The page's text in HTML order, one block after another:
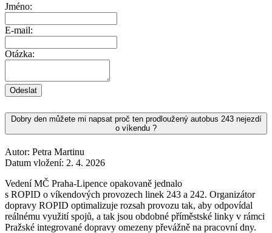
Jméno:
E-mail:
Otázka:
Odeslat
Dobry den můžete mi napsat proč ten prodloužený autobus 243 nejezdí
o víkendu ?
Autor: Petra Martinu
Datum vložení: 2. 4. 2026
Vedení MČ Praha-Lipence opakovaně jednalo
s ROPID o víkendových provozech linek 243 a 242. Organizátor
dopravy ROPID optimalizuje rozsah provozu tak, aby odpovídal
reálnému využití spojů, a tak jsou obdobné příměstské linky v rámci
Pražské integrované dopravy omezeny převážně na pracovní dny.